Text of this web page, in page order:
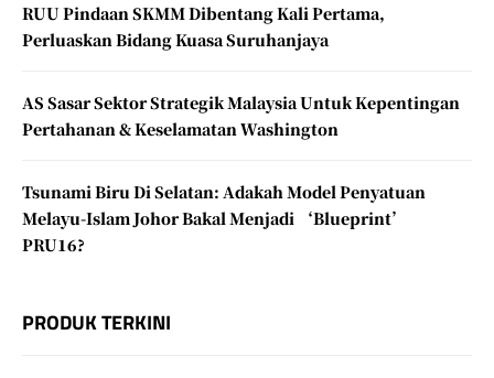
RUU Pindaan SKMM Dibentang Kali Pertama,
Perluaskan Bidang Kuasa Suruhanjaya
AS Sasar Sektor Strategik Malaysia Untuk Kepentingan
Pertahanan & Keselamatan Washington
Tsunami Biru Di Selatan: Adakah Model Penyatuan
Melayu-Islam Johor Bakal Menjadi ‘Blueprint’
PRU16?
PRODUK TERKINI